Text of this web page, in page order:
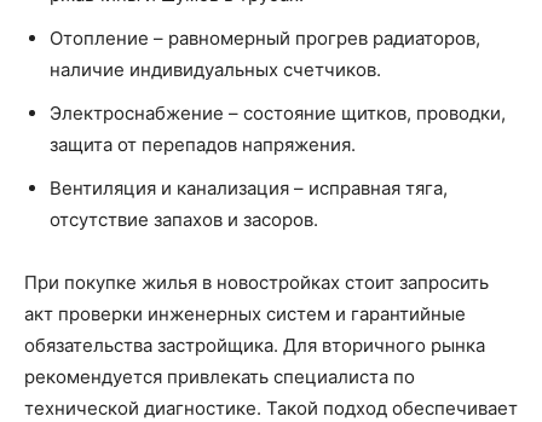
Отопление – равномерный прогрев радиаторов,
наличие индивидуальных счетчиков.
Электроснабжение – состояние щитков, проводки,
защита от перепадов напряжения.
Вентиляция и канализация – исправная тяга,
отсутствие запахов и засоров.
При покупке жилья в новостройках стоит запросить
акт проверки инженерных систем и гарантийные
обязательства застройщика. Для вторичного рынка
рекомендуется привлекать специалиста по
технической диагностике. Такой подход обеспечивает